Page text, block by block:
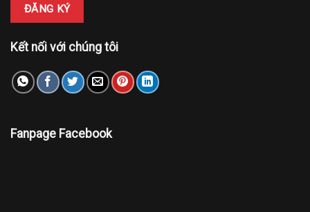
Kết nối với chúng tôi
Fanpage Facebook